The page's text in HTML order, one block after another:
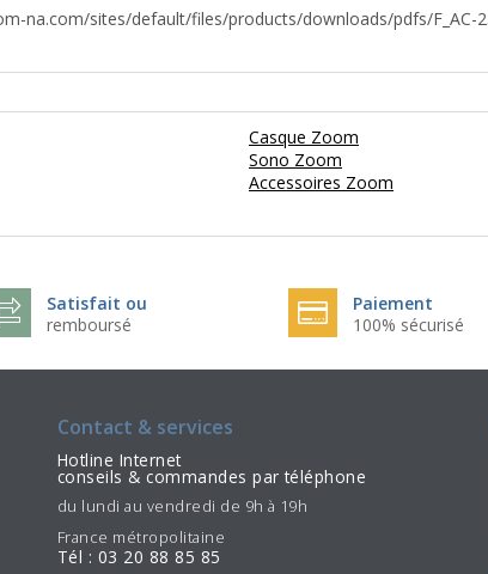
na.com/sites/default/files/products/downloads/pdfs/F_AC-
Casque Zoom
Sono Zoom
Accessoires Zoom
Satisfait ou
remboursé
Paiement
100% sécurisé
Contact & services
Hotline Internet
conseils & commandes par téléphone
du lundi au vendredi de 9h à 19h
France métropolitaine
Tél : 03 20 88 85 85